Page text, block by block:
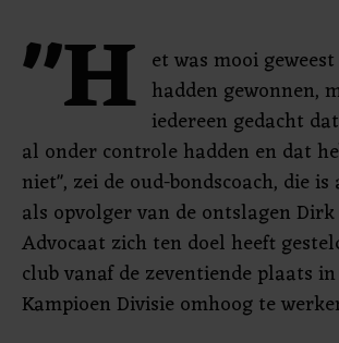
"H et was mooi
hadden gewonnen,
iedereen gedacht
al onder controle hadden en dat
niet", zei de oud-bondscoach, die
als opvolger van de ontslagen
Advocaat zich ten doel heeft
club vanaf de zeventiende plaats
Kampioen Divisie omhoog te